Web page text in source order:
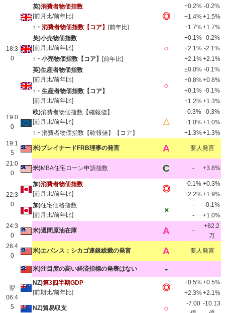
18:3
0
英)消費者物価指数
[前月比/前年比]
◎
+0.2% -0.2%
+1.4%+1.5%
↑・ 消費者物価指数【コア】 [前年比] +1.7%+1.7%
英)小売物価指数
[前月比/前年比]
○
+0.1% -0.2%
+2.1% -2.1%
↑・小売物価指数【コア】
[前年比] +2.1%+2.1%
英)生産者物価指数
[前月比/前年比]
○
±0.0% -0.1%
+0.8%+0.8%
↑・生産者物価指数【コア】
[前月比/前年比]
+0.1% -0.1%
+1.2%+1.3%
19:0
0
欧)消費者物価指数【確報値】
[前月比/前年比]
△
-0.3% -0.3%
+1.0%+1.0%
↑・ 消費者物価指数【確報値】【コア】 +1.3%+1.3%
19:1
5
米)ブレイナードFRB理事の発言 A 要人発言
21:0
0
米)MBA住宅ローン申請指数 C - +3.8%
22:3
0
加)消費者物価指数
[前月比/前年比]
◎
-0.1% +0.3%
+2.2%+1.9%
加)住宅価格指数
[前月比/前年比]
×
-
-0.1%
-
+1.0%
24:3
0
米)週間原油在庫 A -
+82.2
万
26:4
0
米)エバンス：シカゴ連銀総裁の発言 A 要人発言
- 米)注目度の高い経済指標の発表はない - - -
翌
06:4
5
NZ)第3四半期GDP
[前期比/前年比]
◎
+0.5%+0.5%
+2.3%+2.1%
NZ)貿易収支 ○
-7.00 -10.13